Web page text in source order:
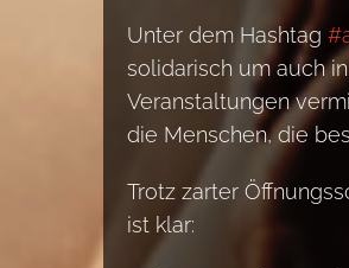
Unter dem Hashtag
solidarisch um auch
Veranstaltungen
die Menschen, die
Trotz zarter
ist klar: